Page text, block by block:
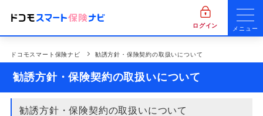
ログイン メニュー
ドコモスマート保険ナビ 勧誘方針・保険契約の取扱いについて
勧誘方針・保険契約の取扱いについて
勧誘方針・保険契約の取扱いについて